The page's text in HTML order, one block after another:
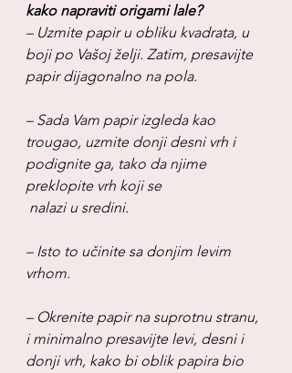
kako napraviti origami lale?
– Uzmite papir u obliku kvadrata, u
boji po Vašoj želji. Zatim, presavijte
papir dijagonalno na pola.
– Sada Vam papir izgleda kao
trougao, uzmite donji desni vrh i
podignite ga, tako da njime
preklopite vrh koji se
nalazi u sredini.
– Isto to učinite sa donjim levim
vrhom.
– Okrenite papir na suprotnu stranu,
i minimalno presavijte levi, desni i
donji vrh, kako bi oblik papira bio